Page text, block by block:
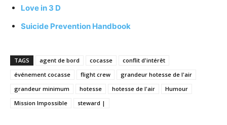
Love in 3 D
Suicide Prevention Handbook
TAGS agent de bord cocasse
conflit d'intérêt
événement cocasse
flight crew
grandeur hotesse de l'air
grandeur minimum
hotesse hotesse de l'air
Humour
Mission Impossible
steward |